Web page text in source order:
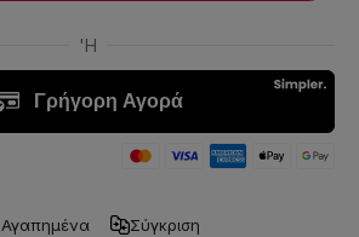
Αγαπημένα Σύγκριση